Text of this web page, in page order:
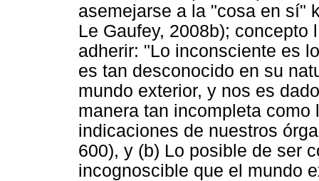
asemejarse a la "cosa en sí"
Le Gaufey, 2008b);
adherir: "Lo inconsciente es
es tan desconocido en su
mundo exterior, y nos es
manera tan incompleta
indicaciones de nuestros
600), y (b) Lo posible de ser
incognoscible que el mundo